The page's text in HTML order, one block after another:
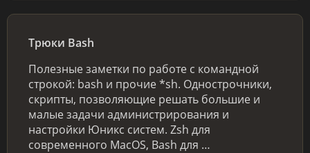
Трюки Bash
Полезные заметки по работе с командной
строкой: bash и прочие *sh. Однострочники,
скрипты, позволяющие решать большие и
малые задачи администрирования и
настройки Юникс систем. Zsh для
современного MacOS, Bash для …